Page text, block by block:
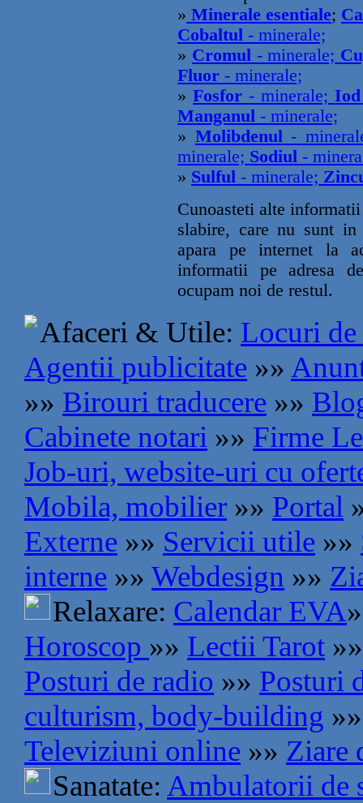
» Minerale esentiale;
Cobaltul - minerale;
» Cromul- minerale;
Fluor - minerale;
»Fosfor - minerale;Iod
Manganul - minerale;
» Molibdenul-
minerale; Sodiul -
» Sulful - minerale;
Cunoasteti alte
slabire, care nu sunt
apara pe internet la
informatii pe adresa
ocupam noi de restul.
Afaceri & Utile: Locuri de
Agentii publicitate »»
»» Birouri traducere »»
Cabinete notari »» Firme
Job-uri, website-uri cu
Mobila, mobilier »» Portal
Externe »» Servicii utile »»
interne »» Webdesign »»
Relaxare: Calendar EVA
Horoscop »» Lectii Tarot »»
Posturi de radio »» Posturi
culturism, body-building »»
Televiziuni online »» Ziare
Sanatate: Ambulatorii de